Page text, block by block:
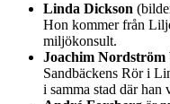
Linda Dickson
Hon kommer från
miljökonsult.
Joachim Nordström
Sandbäckens Rör i
i samma stad där han